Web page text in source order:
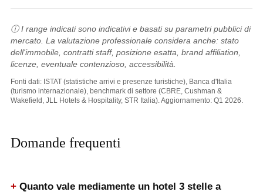
ⓘ I range indicati sono indicativi e basati su parametri pubblici di
mercato. La valutazione professionale considera anche: stato
dell'immobile, contratti staff, posizione esatta, brand affiliation,
licenze, eventuale contenzioso, accessibilità.
Fonti dati: ISTAT (statistiche arrivi e presenze turistiche), Banca d'Italia
(turismo internazionale), benchmark di settore (CBRE, Cushman &
Wakefield, JLL Hotels & Hospitality, STR Italia). Aggiornamento: Q1 2026.
Domande frequenti
Quanto vale mediamente un hotel 3 stelle a